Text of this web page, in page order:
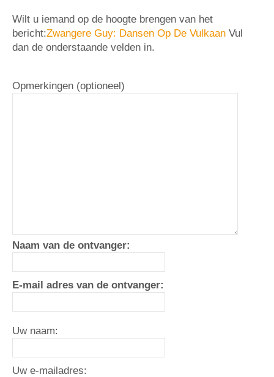
Wilt u iemand op de hoogte brengen van het
bericht:Zwangere Guy: Dansen Op De Vulkaan Vul
dan de onderstaande velden in.
Opmerkingen (optioneel)
Naam van de ontvanger:
E-mail adres van de ontvanger:
Uw naam:
Uw e-mailadres: